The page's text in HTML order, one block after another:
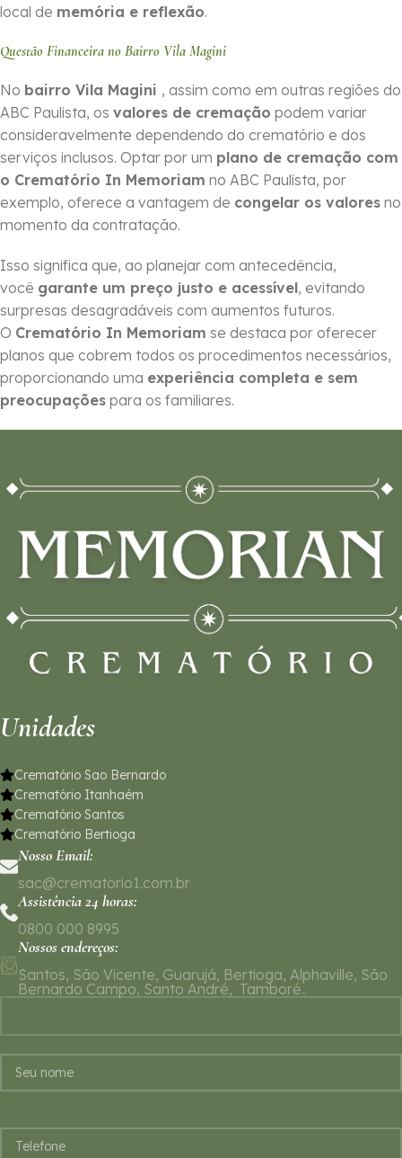
local de memória e reflexão.
Questão Financeira no Bairro Vila Magini
No bairro Vila Magini , assim como em outras regiões do
ABC Paulista, os valores de cremação podem variar
consideravelmente dependendo do crematório e dos
serviços inclusos. Optar por um plano de cremação com
o Crematório In Memoriam no ABC Paulista, por
exemplo, oferece a vantagem de congelar os valores no
momento da contratação.
Isso significa que, ao planejar com antecedência,
você garante um preço justo e acessível, evitando
surpresas desagradáveis com aumentos futuros.
O Crematório In Memoriam se destaca por oferecer
planos que cobrem todos os procedimentos necessários,
proporcionando uma experiência completa e sem
preocupações para os familiares.
Unidades
Crematório Sao Bernardo
Crematório Itanhaém
Crematório Santos
Crematório Bertioga
Nosso Email:
sac@crematorio1.com.br
Assistência 24 horas:
0800 000 8995
Nossos endereços:
Santos, São Vicente, Guarujá, Bertioga, Alphaville, São
Bernardo Campo, Santo André, Tamboré..